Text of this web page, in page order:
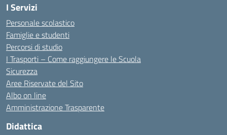
I Servizi
Personale scolastico
Famiglie e studenti
Percorsi di studio
I Trasporti – Come raggiungere le Scuola
Sicurezza
Aree Riservate del Sito
Albo on line
Amministrazione Trasparente
Didattica